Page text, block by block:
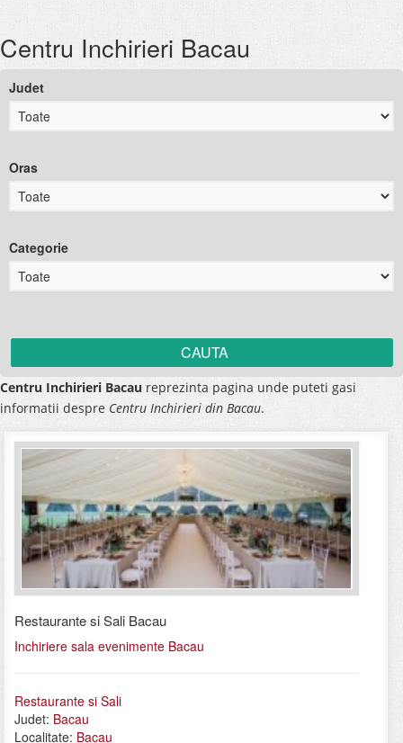
Centru Inchirieri Bacau
Judet
Oras
Categorie
Centru Inchirieri Bacau reprezinta pagina unde puteti gasi
informatii despre Centru Inchirieri din Bacau.
Restaurante si Sali Bacau
Inchiriere sala evenimente Bacau
Restaurante si Sali
Judet: Bacau
Localitate: Bacau